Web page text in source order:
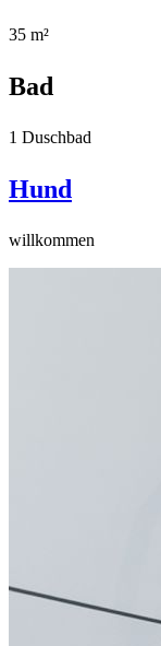
35 m²
Bad
1 Duschbad
Hund
willkommen